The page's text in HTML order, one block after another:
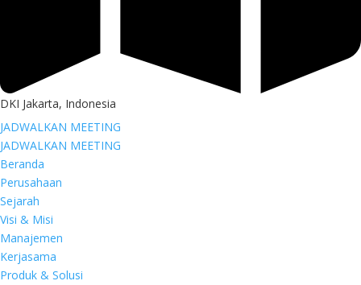
DKI Jakarta, Indonesia
JADWALKAN MEETING
JADWALKAN MEETING
Beranda
Perusahaan
Sejarah
Visi & Misi
Manajemen
Kerjasama
Produk & Solusi